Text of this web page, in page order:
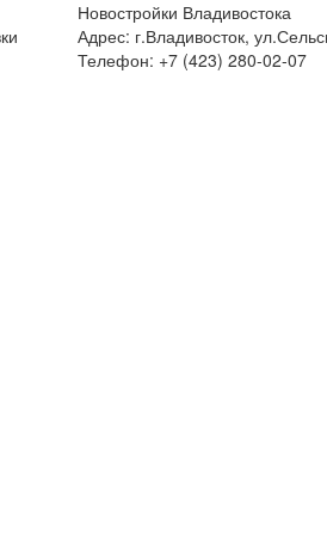
Новостройки Владивостока
Адрес: г.Владивосток,
Телефон: +7 (423) 280-02-07